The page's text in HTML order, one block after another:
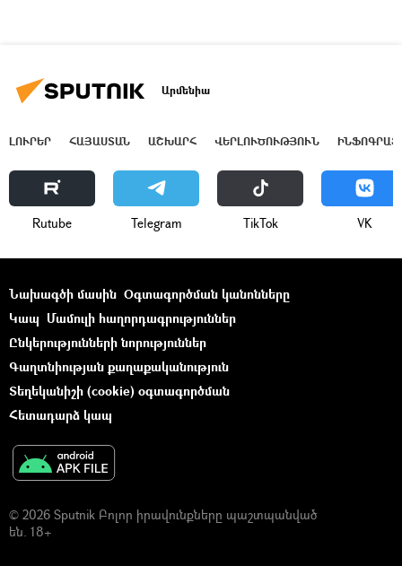
Արմենիա
ԼՈՒՐԵՐ ՀԱՅԱՍՏԱՆ ԱՇԽԱՐՀ ՎԵՐԼՈՒԾՈՒԹՅՈՒՆ
Rutube Telegram ТikТоk VK
Նախագծի մասին Օգտագործման կանոնները
Կապ Մամուլի հաղորդագրություններ
Ընկերությունների նորություններ
Գաղտնիության քաղաքականություն
Տեղեկանիշի (cookie) օգտագործման
Հետադարձ կապ
© 2026 Sputnik Բոլոր իրավունքները պաշտպանված
են. 18+